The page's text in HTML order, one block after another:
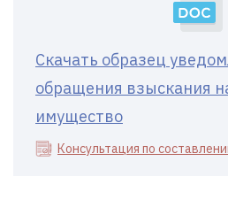
Скачать образец
обращения взыскания
имущество
Консультация по